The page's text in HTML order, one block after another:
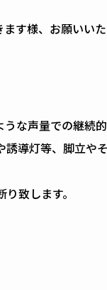
す様、お願いいた
な声量での継続
導灯等、脚立や
致します。